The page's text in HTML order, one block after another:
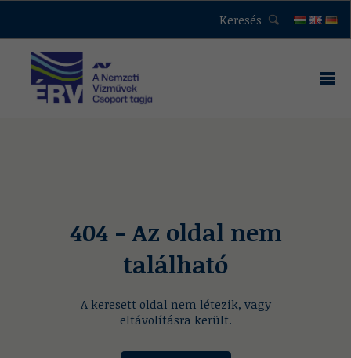
Keresés
404 - Az oldal nem
található
A keresett oldal nem létezik, vagy
eltávolításra került.